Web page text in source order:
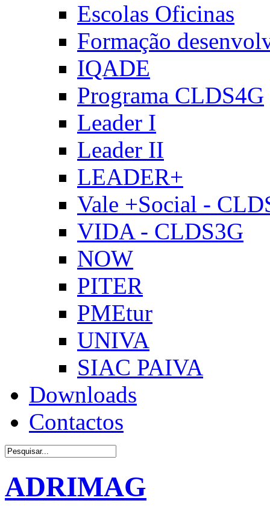
Escolas Oficinas
Formação
IQADE
Programa CLDS4G
Leader I
Leader II
LEADER+
Vale +Social -
VIDA - CLDS3G
NOW
PITER
PMEtur
UNIVA
SIAC PAIVA
Downloads
Contactos
ADRIMAG